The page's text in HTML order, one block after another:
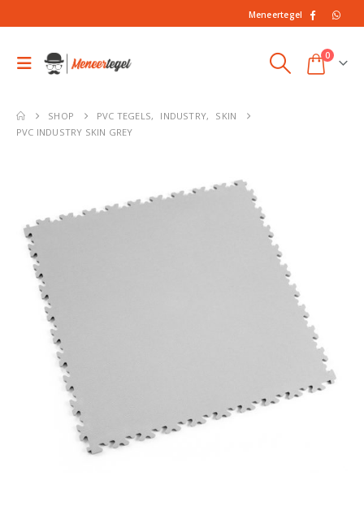
Meneertegel
0
SHOP PVC TEGELS, INDUSTRY,
SKIN
PVC INDUSTRY SKIN GREY